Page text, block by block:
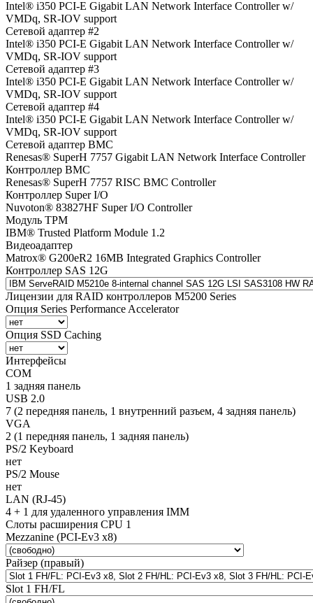
Intel® i350 PCI-E Gigabit LAN Network Interface Controller w/
VMDq, SR-IOV support
Сетевой адаптер #2
Intel® i350 PCI-E Gigabit LAN Network Interface Controller w/
VMDq, SR-IOV support
Сетевой адаптер #3
Intel® i350 PCI-E Gigabit LAN Network Interface Controller w/
VMDq, SR-IOV support
Сетевой адаптер #4
Intel® i350 PCI-E Gigabit LAN Network Interface Controller w/
VMDq, SR-IOV support
Сетевой адаптер BMC
Renesas® SuperH 7757 Gigabit LAN Network Interface Controller
Контроллер BMC
Renesas® SuperH 7757 RISC BMC Controller
Контроллер Super I/O
Nuvoton® 83827HF Super I/O Controller
Модуль TPM
IBM® Trusted Platform Module 1.2
Видеоадаптер
Matrox® G200eR2 16MB Integrated Graphics Controller
Контроллер SAS 12G
Лицензии для RAID контроллеров M5200 Series
Опция Series Performance Accelerator
Опция SSD Caching
Интерфейсы
COM
1 задняя панель
USB 2.0
7 (2 передняя панель, 1 внутренний разъем, 4 задняя панель)
VGA
2 (1 передняя панель, 1 задняя панель)
PS/2 Keyboard
нет
PS/2 Mouse
нет
LAN (RJ-45)
4 + 1 для удаленного управления IMM
Слоты расширения CPU 1
Mezzanine (PCI-Ev3 x8)
Райзер (правый)
Slot 1 FH/FL